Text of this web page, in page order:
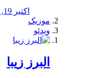
اکتبر 19, 2019
موزیک
ویدئو
البرز زیبا